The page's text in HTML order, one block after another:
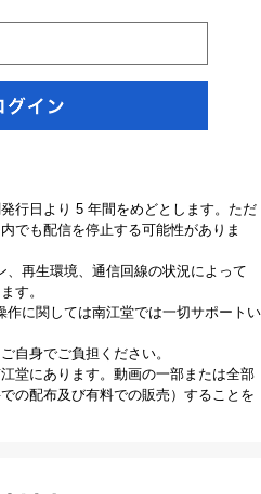
行日より 5 年間をめどとします。ただ
でも配信を停止する可能性がありま
、再生環境、通信回線の状況によって
す。
作に関しては南江堂では一切サポートい
自身でご負担ください。
堂にあります。動画の一部または全部
の配布及び有料での販売）することを